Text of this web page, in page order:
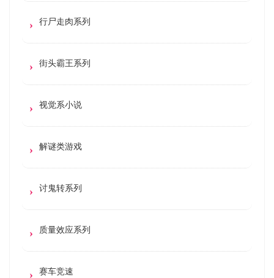
行尸走肉系列
街头霸王系列
视觉系小说
解谜类游戏
讨鬼转系列
质量效应系列
赛车竞速